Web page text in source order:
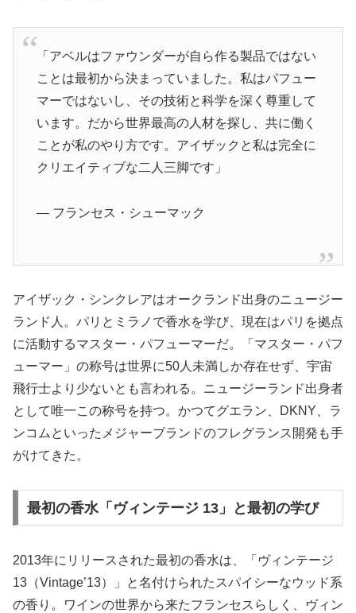
「アベルはファウンダーが自ら作る製品ではない
ことは最初から決まっていました。私はパフュー
マーではないし、その技術と科学を深く尊重して
います。だから世界最高の人材を探し、共に働く
ことが私のやり方です。アイザックと私は完全に
クリエイティブな二人三脚です」
— フランセス・シューマック
アイザック・シンクレアはオークランド出身のニュージー
ランド人。パリとミラノで香水を学び、現在はパリを拠点
に活動するマスター・パフューマーだ。「マスター・パフ
ューマー」の称号は世界に50人未満しか存在せず、宇宙
飛行士より少ないとも言われる。ニュージーランド出身者
として唯一この称号を持つ。かつてグエラン、DKNY、ラ
ンコムといったメジャーブランドのフレグランス開発も手
がけてきた。
最初の香水「ヴィンテージ 13」と最初の学び
2013年にリリースされた最初の香水は、「ヴィンテージ
13（Vintage’13）」と名付けられたスパイシーなウッド系
の香り。ワインの世界から来たフランセスらしく、ヴィン